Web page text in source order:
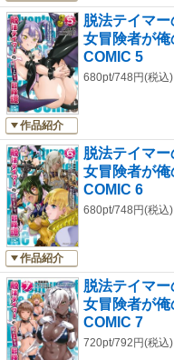
作品紹介
脱法テイマ
女冒険者が
COMIC 5
680pt/748円(税込)
作品紹介
脱法テイマ
女冒険者が
COMIC 6
680pt/748円(税込)
脱法テイマ
女冒険者が
COMIC 7
720pt/792円(税込)